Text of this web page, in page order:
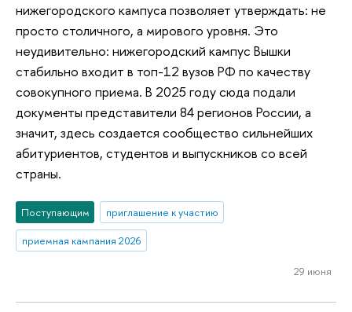
нижегородского кампуса позволяет утверждать: не
просто столичного, а мирового уровня. Это
неудивительно: нижегородский кампус Вышки
стабильно входит в топ-12 вузов РФ по качеству
совокупного приема. В 2025 году сюда подали
документы представители 84 регионов России, а
значит, здесь создается сообщество сильнейших
абитуриентов, студентов и выпускников со всей
страны.
Поступающим
приглашение к участию
приемная кампания 2026
29 июня